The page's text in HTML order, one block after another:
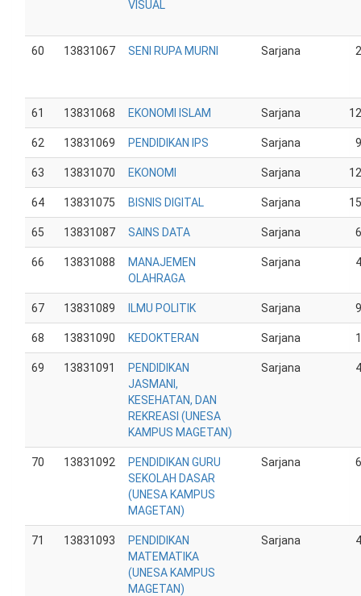
VISUAL
60 13831067 SENI RUPA MURNI Sarjana
61 13831068 EKONOMI ISLAM Sarjana
62 13831069 PENDIDIKAN IPS Sarjana
63 13831070 EKONOMI Sarjana
64 13831075 BISNIS DIGITAL Sarjana
65 13831087 SAINS DATA Sarjana
66 13831088
MANAJEMEN
OLAHRAGA
Sarjana
67 13831089 ILMU POLITIK Sarjana
68 13831090 KEDOKTERAN Sarjana
69 13831091
PENDIDIKAN
JASMANI,
KESEHATAN, DAN
REKREASI (UNESA
KAMPUS MAGETAN)
Sarjana
70 13831092
PENDIDIKAN GURU
SEKOLAH DASAR
(UNESA KAMPUS
MAGETAN)
Sarjana
71 13831093
PENDIDIKAN
MATEMATIKA
(UNESA KAMPUS
MAGETAN)
Sarjana